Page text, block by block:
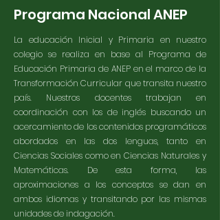
Programa Nacional ANEP
La educación Inicial y Primaria en nuestro
colegio se realiza en base al Programa de
Educación Primaria de ANEP en el marco de la
Transformación Curricular que transita nuestro
país. Nuestros docentes trabajan en
coordinación con los de inglés buscando un
acercamiento de los contenidos programáticos
abordados en las dos lenguas, tanto en
Ciencias Sociales como en Ciencias Naturales y
Matemáticas. De esta forma, las
aproximaciones a los conceptos se dan en
ambos idiomas y transitando por las mismas
unidades de indagación.